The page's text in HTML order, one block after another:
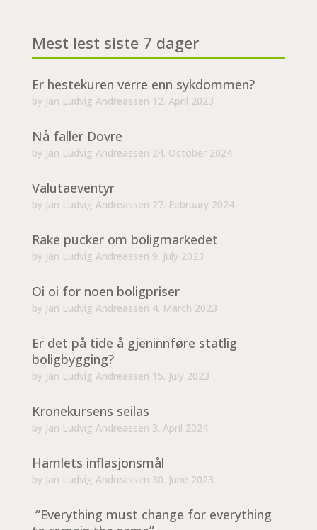
Mest lest siste 7 dager
Er hestekuren verre enn sykdommen?
by Jan Ludvig Andreassen 12. April 2023
Nå faller Dovre
by Jan Ludvig Andreassen 24. October 2024
Valutaeventyr
by Jan Ludvig Andreassen 27. February 2024
Rake pucker om boligmarkedet
by Jan Ludvig Andreassen 9. July 2023
Oi oi for noen boligpriser
by Jan Ludvig Andreassen 4. March 2023
Er det på tide å gjeninnføre statlig
boligbygging?
by Jan Ludvig Andreassen 15. July 2023
Kronekursens seilas
by Jan Ludvig Andreassen 3. April 2024
Hamlets inflasjonsmål
by Jan Ludvig Andreassen 30. June 2023
“Everything must change for everything